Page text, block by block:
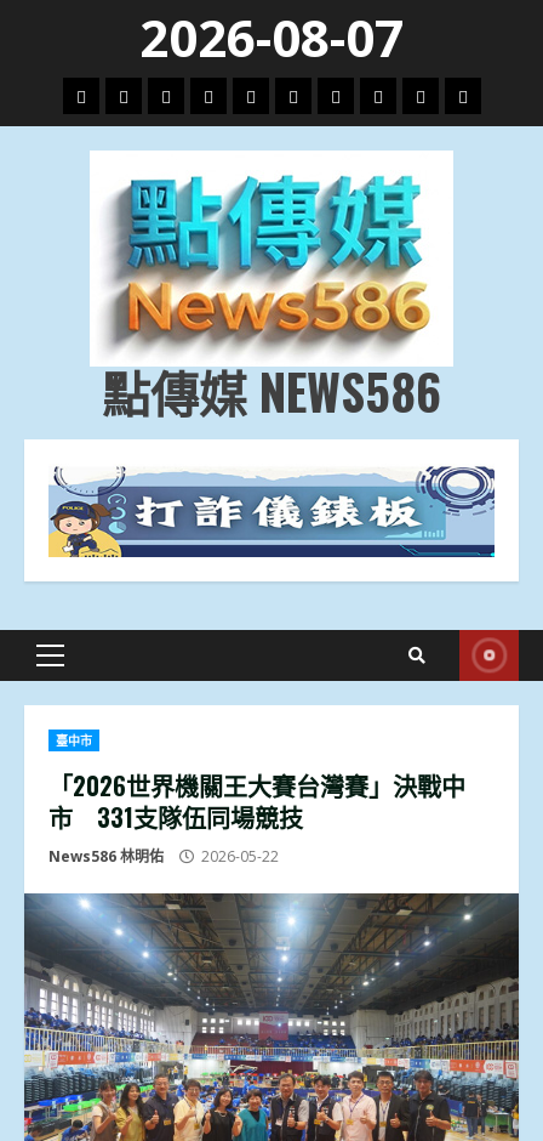
content
2026-08-07
頭
條
財
經
地
方.
會
文
教.
技
專
題
娛
樂
劇
政
治
國
際
運
動
生
活
點傳媒 NEWS586
Primary
臺中市
「2026世界機關王大賽台灣賽」決戰中
市 331支隊伍同場競技
News586 林明佑 2026-05-22